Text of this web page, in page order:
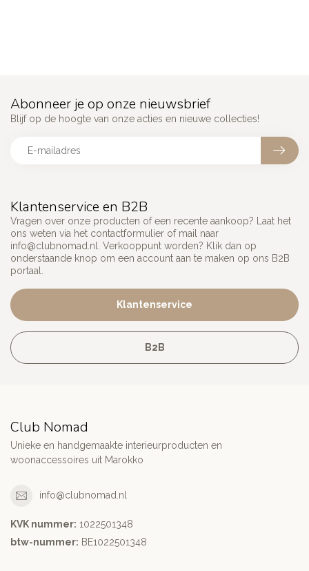
Klantenservice en B2B
Vragen over onze producten of een recente aankoop? Laat het
ons weten via het contactformulier of mail naar
info@clubnomad.nl
. Verkooppunt worden? Klik dan op
onderstaande knop om een account aan te maken op ons B2B
portaal.
Klantenservice
B2B
Abonneer je op onze nieuwsbrief
Blijf op de hoogte van onze acties en nieuwe collecties!
Club Nomad
Unieke en handgemaakte interieurproducten en
woonaccessoires uit Marokko
info@clubnomad.nl
KVK nummer: 1022501348
btw-nummer: BE1022501348